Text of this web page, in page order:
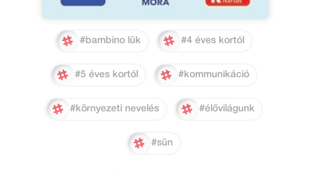
#bambino lük #4 éves kortól
#5 éves kortól #kommunikáció
#környezeti nevelés #élővilágunk
#sün